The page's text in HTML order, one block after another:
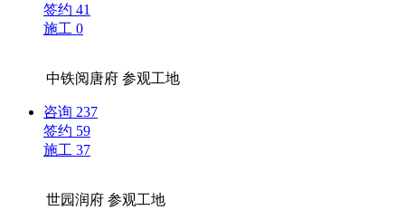
签约 41
施工 0
中铁阅唐府参观工地
咨询 237
签约 59
施工 37
世园润府参观工地